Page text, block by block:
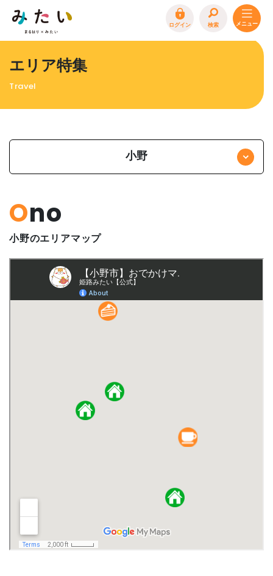
ログイン 検索
特集
地場産品/ツクリビト
サイトポリシー
FAQ
エリア特集
Travel
小野
Ono
小野のエリアマップ